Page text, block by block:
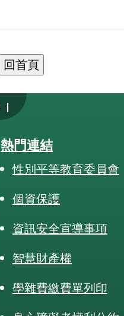
|
熱門連結
性別平等教育委員會
個資保護
資訊安全宣導事項
智慧財產權
學雜費繳費單列印